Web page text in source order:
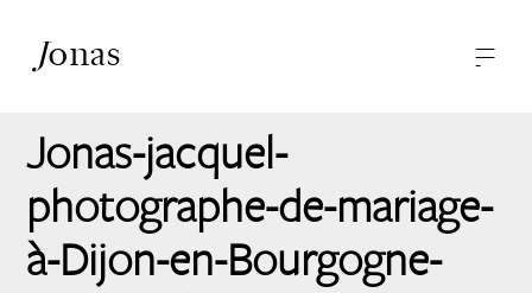
Jonas —
—
-
A propos
Contact
Jonas-jacquel-
photographe-de-mariage-
à-Dijon-en-Bourgogne-